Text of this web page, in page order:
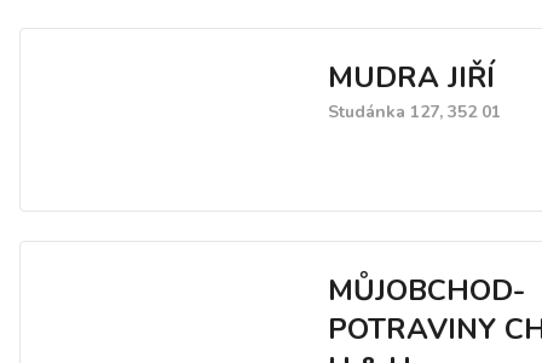
MUDRA JIŘÍ
Studánka 127, 352 01
MŮJOBCHOD-
POTRAVINY